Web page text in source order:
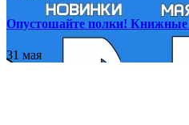
Опустошайте полки! Книжные
31 мая